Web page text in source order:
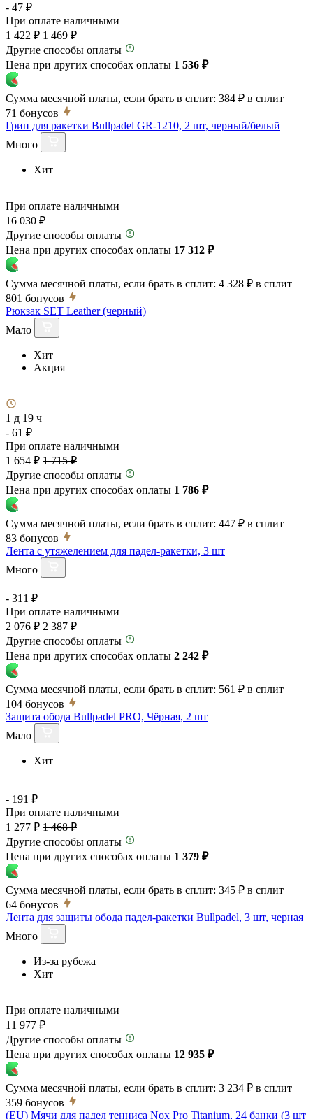
- 47 ₽
При оплате наличными
1 422 ₽ 1 469 ₽
Другие способы оплаты
Цена при других способах оплаты 1 536 ₽
Сумма месячной платы, если брать в сплит: 384 ₽ в сплит
71 бонусов
Грип для ракетки Bullpadel GR-1210, 2 шт, черный/белый
Много
Хит
При оплате наличными
16 030 ₽
Другие способы оплаты
Цена при других способах оплаты 17 312 ₽
Сумма месячной платы, если брать в сплит: 4 328 ₽ в сплит
801 бонусов
Рюкзак SET Leather (черный)
Мало
Хит
Акция
1 д 19 ч
- 61 ₽
При оплате наличными
1 654 ₽ 1 715 ₽
Другие способы оплаты
Цена при других способах оплаты 1 786 ₽
Сумма месячной платы, если брать в сплит: 447 ₽ в сплит
83 бонусов
Лента с утяжелением для падел-ракетки, 3 шт
Много
- 311 ₽
При оплате наличными
2 076 ₽ 2 387 ₽
Другие способы оплаты
Цена при других способах оплаты 2 242 ₽
Сумма месячной платы, если брать в сплит: 561 ₽ в сплит
104 бонусов
Защита обода Bullpadel PRO, Чёрная, 2 шт
Мало
Хит
- 191 ₽
При оплате наличными
1 277 ₽ 1 468 ₽
Другие способы оплаты
Цена при других способах оплаты 1 379 ₽
Сумма месячной платы, если брать в сплит: 345 ₽ в сплит
64 бонусов
Лента для защиты обода падел-ракетки Bullpadel, 3 шт, черная
Много
Из-за рубежа
Хит
При оплате наличными
11 977 ₽
Другие способы оплаты
Цена при других способах оплаты 12 935 ₽
Сумма месячной платы, если брать в сплит: 3 234 ₽ в сплит
359 бонусов
(EU) Мячи для падел тенниса Nox Pro Titanium, 24 банки (3 шт